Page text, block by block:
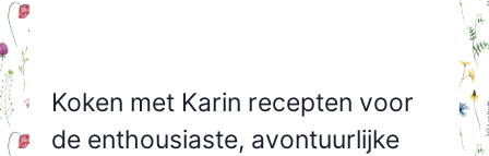
Koken met Karin recepten voor
de enthousiaste, avontuurlijke